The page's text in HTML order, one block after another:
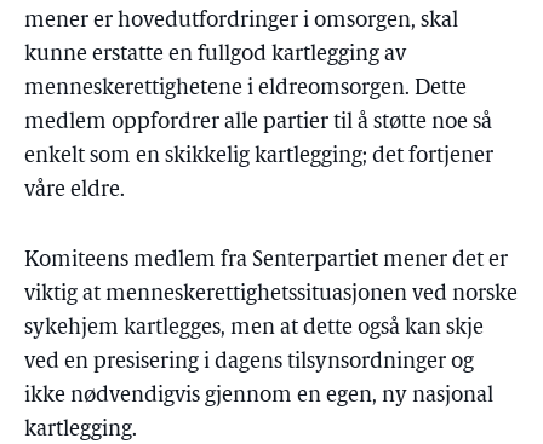
mener er hovedutfordringer i omsorgen, skal
kunne erstatte en fullgod kartlegging av
menneskerettighetene i eldreomsorgen. Dette
medlem oppfordrer alle partier til å støtte noe så
enkelt som en skikkelig kartlegging; det fortjener
våre eldre.
Komiteens medlem fra Senterpartiet mener det er
viktig at menneskerettighetssituasjonen ved norske
sykehjem kartlegges, men at dette også kan skje
ved en presisering i dagens tilsynsordninger og
ikke nødvendigvis gjennom en egen, ny nasjonal
kartlegging.